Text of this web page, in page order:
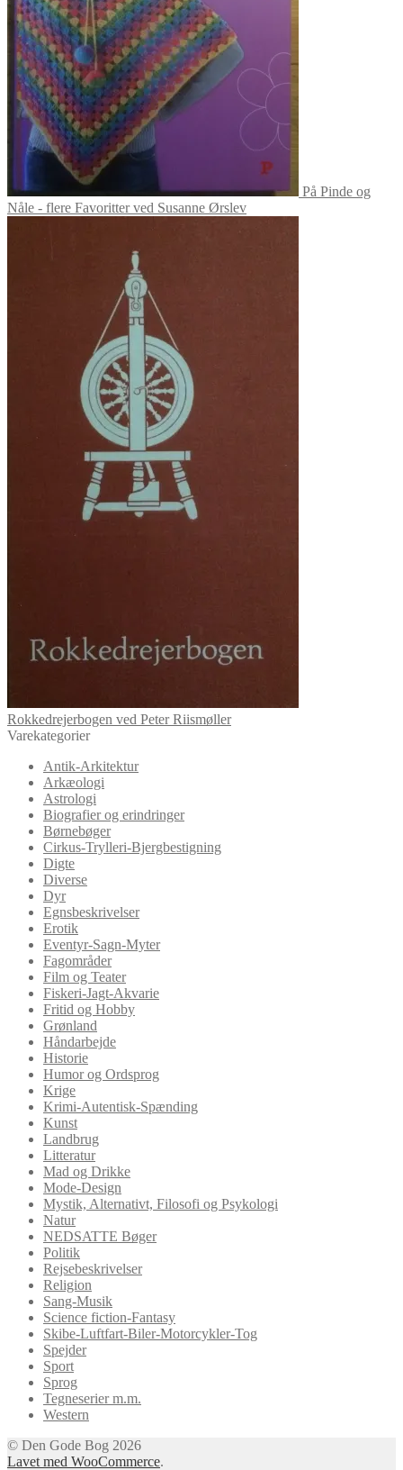
På Pinde og
Nåle - flere Favoritter ved Susanne Ørslev
Rokkedrejerbogen ved Peter Riismøller
Varekategorier
Antik-Arkitektur
Arkæologi
Astrologi
Biografier og erindringer
Børnebøger
Cirkus-Trylleri-Bjergbestigning
Digte
Diverse
Dyr
Egnsbeskrivelser
Erotik
Eventyr-Sagn-Myter
Fagområder
Film og Teater
Fiskeri-Jagt-Akvarie
Fritid og Hobby
Grønland
Håndarbejde
Historie
Humor og Ordsprog
Krige
Krimi-Autentisk-Spænding
Kunst
Landbrug
Litteratur
Mad og Drikke
Mode-Design
Mystik, Alternativt, Filosofi og Psykologi
Natur
NEDSATTE Bøger
Politik
Rejsebeskrivelser
Religion
Sang-Musik
Science fiction-Fantasy
Skibe-Luftfart-Biler-Motorcykler-Tog
Spejder
Sport
Sprog
Tegneserier m.m.
Western
© Den Gode Bog 2026
Lavet med WooCommerce.